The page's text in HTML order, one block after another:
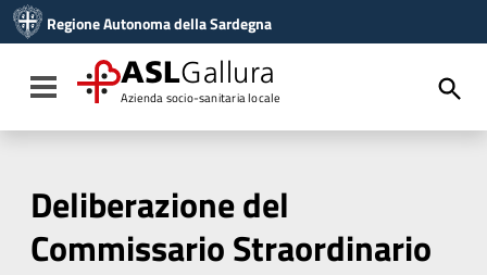
Vai al menu di navigazione
Vai al footer
Regione Autonoma della Sardegna
Toggle navigation
ASLGallura
Azienda socio-sanitaria locale
Deliberazione del
Commissario Straordinario